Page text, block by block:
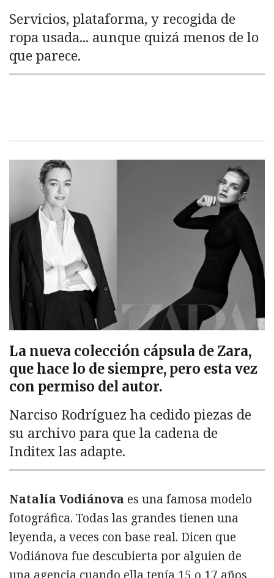
Servicios, plataforma, y recogida de
ropa usada... aunque quizá menos de lo
que parece.
La nueva colección cápsula de Zara,
que hace lo de siempre, pero esta vez
con permiso del autor.
Narciso Rodríguez ha cedido piezas de
su archivo para que la cadena de
Inditex las adapte.
Natalia Vodiánova es una famosa modelo
fotográfica. Todas las grandes tienen una
leyenda, a veces con base real. Dicen que
Vodiánova fue descubierta por alguien de